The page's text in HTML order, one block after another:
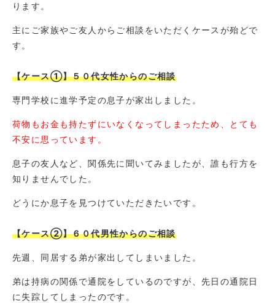
ります。
主にご家族やご友人からご相談をいただくケースが殆どで
す。
【ケース①】５０代女性からのご相談
専門学校に進学予定の息子が家出しました。
荷物もお金も持たずにいなくなってしまったため、とても
不安に思っています。
息子の友人など、関係先に聞いてみましたが、誰も行方を
知りませんでした。
どうにか息子を見つけていただきたいです。
【ケース②】６０代男性からのご相談
先週、同居する弟が家出してしまいました。
弟は持病の関係で通院をしているのですが、先日の通院日
に失踪してしまったのです。